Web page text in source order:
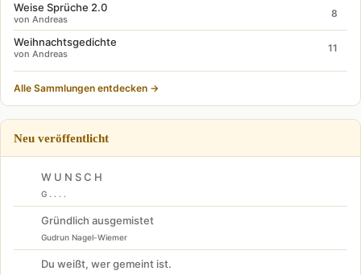
Weise Sprüche 2.0
von Andreas
8
Weihnachtsgedichte
von Andreas
11
Alle Sammlungen entdecken →
Neu veröffentlicht
W U N S C H
G . . . .
Gründlich ausgemistet
Gudrun Nagel-Wiemer
Du weißt, wer gemeint ist.